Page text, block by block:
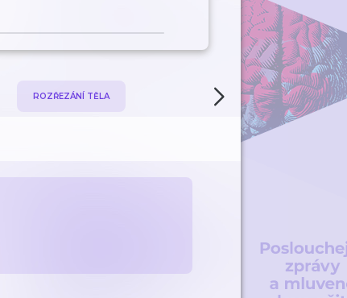
ROZŘEZÁNÍ TĚLA PSYCHOLOGICKÉ PROFILY